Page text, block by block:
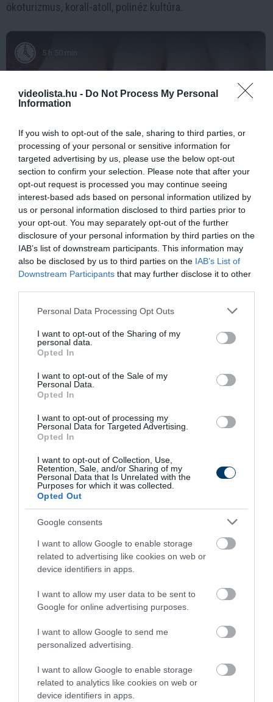
videolista.hu - Do Not Process My Personal
Information
If you wish to opt-out of the sale, sharing to third parties, or
processing of your personal or sensitive information for
targeted advertising by us, please use the below opt-out
section to confirm your selection. Please note that after your
opt-out request is processed you may continue seeing
interest-based ads based on personal information utilized by
us or personal information disclosed to third parties prior to
your opt-out. You may separately opt-out of the further
disclosure of your personal information by third parties on the
IAB’s list of downstream participants. This information may
also be disclosed by us to third parties on the IAB’s List of
Downstream Participants that may further disclose it to other
Please note that this website/app uses one or more Google
not limited to your visit or usage behaviour. You may click to
grant or deny consent to Google and its third-party tags to
use your data for below specified purposes in below Google
consent section.
Personal Data Processing Opt Outs
I want to opt-out of the Sharing of my
personal data.
Opted In
I want to opt-out of the Sale of my
Personal Data.
Opted In
I want to opt-out of processing my
Personal Data for Targeted Advertising.
Opted In
I want to opt-out of Collection, Use,
Retention, Sale, and/or Sharing of my
Personal Data that Is Unrelated with the
Purposes for which it was collected.
Opted Out
Google consents
I want to allow Google to enable storage
related to advertising like cookies on web or
device identifiers in apps.
I want to allow my user data to be sent to
Google for online advertising purposes.
I want to allow Google to send me
personalized advertising.
I want to allow Google to enable storage
related to analytics like cookies on web or
device identifiers in apps.
ökoturizmus, korall-atoll, polinéz kultúra.
5 h 50 min
Fungus Is A Parasite, And It Dies From A Drop Of
Plain...
More
267 142 135
5 Hidden Signs You Have Worms Inside Your
396 141
5 h 28 min
This Simple Trick Removes All Parasites From
Your Body!